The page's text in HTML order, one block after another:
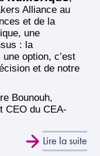
Alliance au
et de la
une
: la
option, c’est
et de notre
Bounouh,
CEO du CEA-
Lire la suite